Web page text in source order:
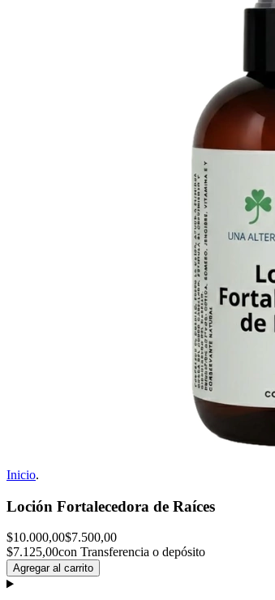
Inicio.
Loción Fortalecedora de Raíces
$10.000,00$7.500,00
$7.125,00con Transferencia o depósito
Agregar al carrito